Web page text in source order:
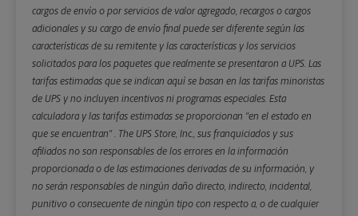
cargos de envío o por servicios de valor agregado, recargos o cargos
adicionales y su cargo de envío final puede ser diferente según las
características de su remitente y las características y los servicios
solicitados para los paquetes que realmente se presentaron a UPS. Las
tarifas estimadas que se indican aquí se basan en las tarifas minoristas
de UPS y no incluyen incentivos ni programas especiales. Esta
calculadora y las tarifas estimadas se proporcionan "en el estado en
que se encuentran" . The UPS Store, Inc., sus franquiciados y sus
afiliados no son responsables de los errores en la información
proporcionada o de las estimaciones derivadas de su información, y
no serán responsables de ningún daño directo, indirecto, incidental,
punitivo o consecuente de ningún tipo con respecto a, o de cualquier